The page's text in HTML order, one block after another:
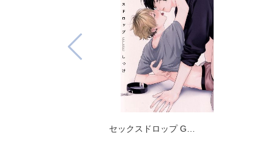
セックスドロップ G…